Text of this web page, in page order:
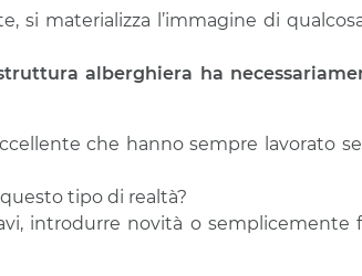
si materializza l’immagine di
alberghiera ha
che hanno sempre lavorato
tipo di realtà?
introdurre novità o semplicemente